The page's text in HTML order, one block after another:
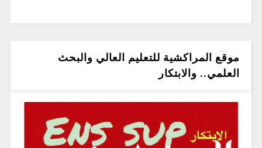
موقع المراكشية للتعليم العالي والبحث
العلمي.. والابتكار